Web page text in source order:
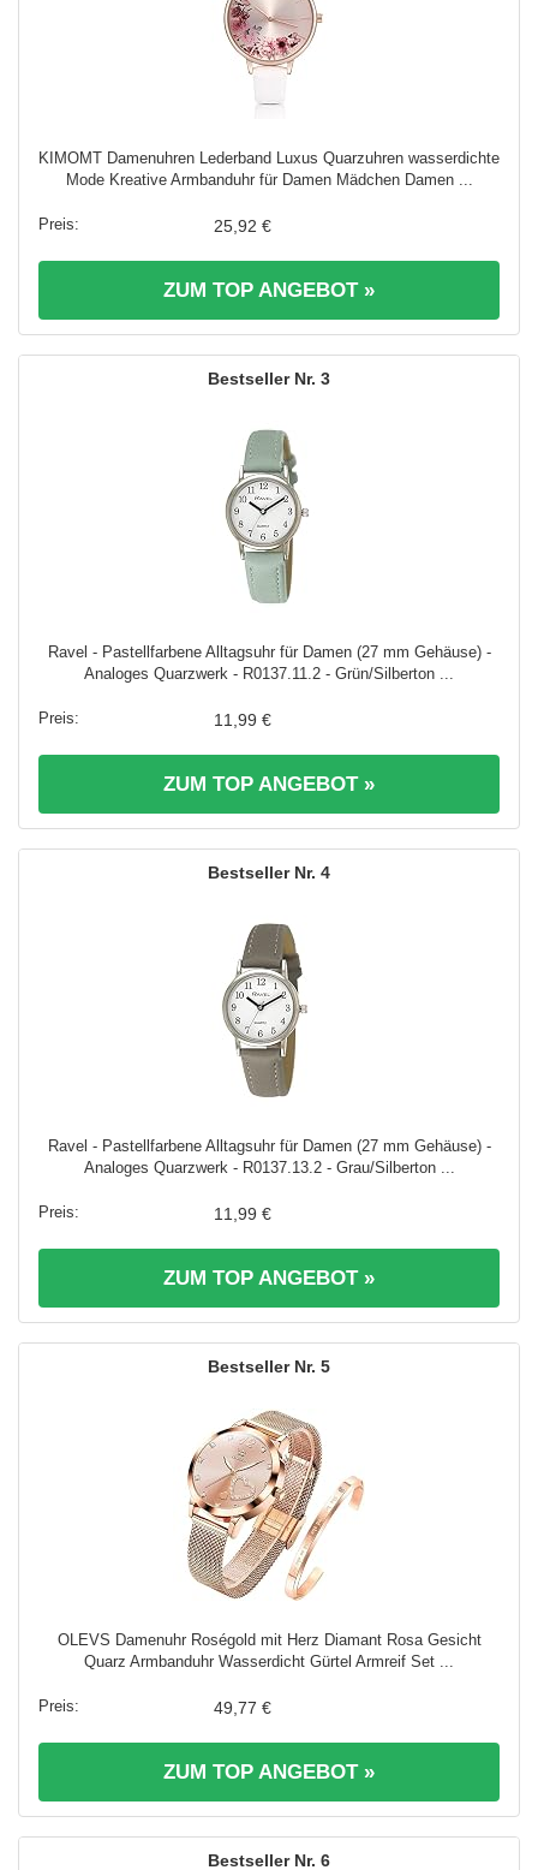
KIMOMT Damenuhren Lederband Luxus Quarzuhren wasserdichte
Mode Kreative Armbanduhr für Damen Mädchen Damen ...
25,92 €
ZUM TOP ANGEBOT »
3
Ravel - Pastellfarbene Alltagsuhr für Damen (27 mm Gehäuse) -
Analoges Quarzwerk - R0137.11.2 - Grün/Silberton ...
11,99 €
ZUM TOP ANGEBOT »
4
Ravel - Pastellfarbene Alltagsuhr für Damen (27 mm Gehäuse) -
Analoges Quarzwerk - R0137.13.2 - Grau/Silberton ...
11,99 €
ZUM TOP ANGEBOT »
5
OLEVS Damenuhr Roségold mit Herz Diamant Rosa Gesicht
Quarz Armbanduhr Wasserdicht Gürtel Armreif Set ...
49,77 €
ZUM TOP ANGEBOT »
6